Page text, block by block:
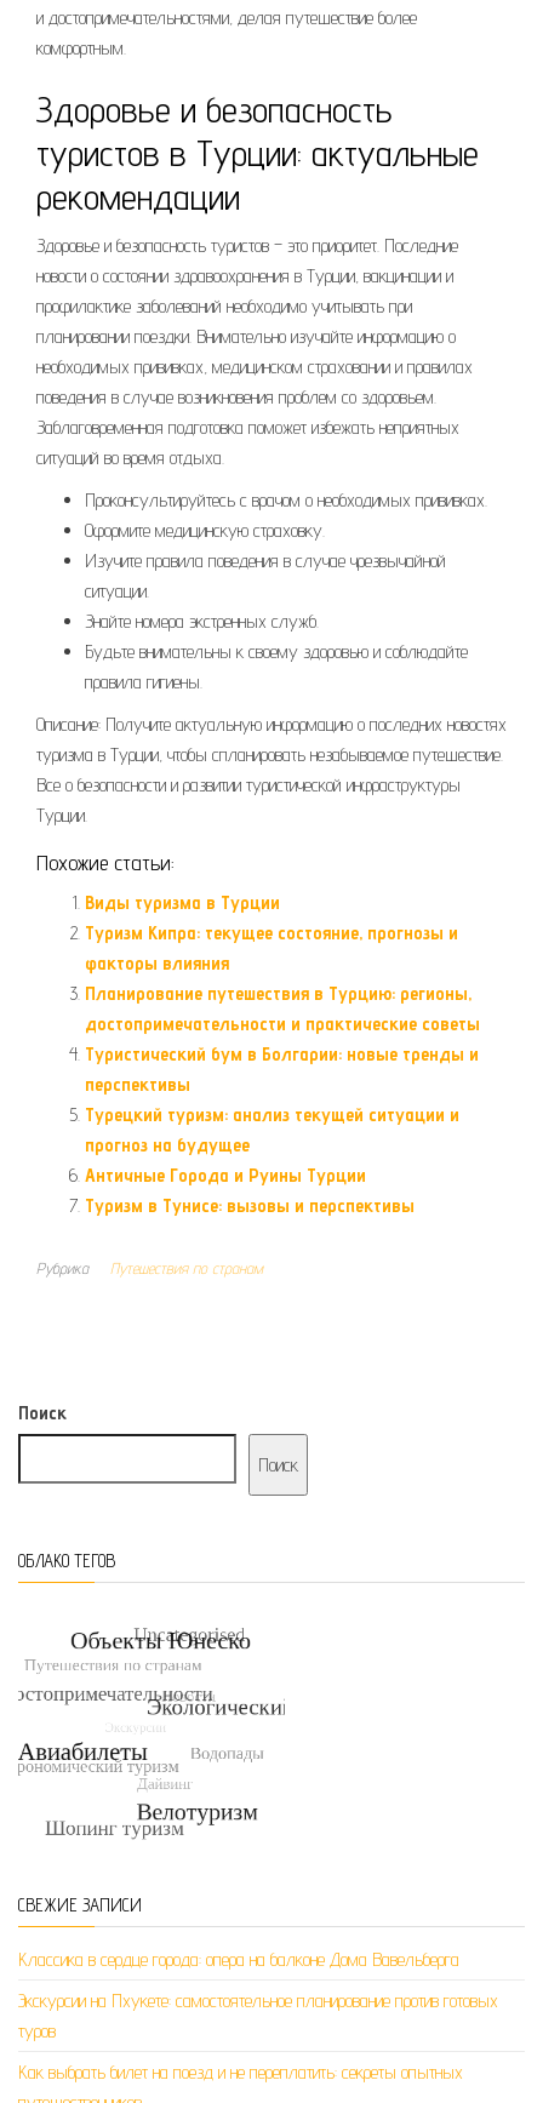
и достопримечательностями, делая путешествие более
комфортным.
Здоровье и безопасность
туристов в Турции: актуальные
рекомендации
Здоровье и безопасность туристов – это приоритет. Последние
новости о состоянии здравоохранения в Турции, вакцинации и
профилактике заболеваний необходимо учитывать при
планировании поездки. Внимательно изучайте информацию о
необходимых прививках, медицинском страховании и правилах
поведения в случае возникновения проблем со здоровьем.
Заблаговременная подготовка поможет избежать неприятных
ситуаций во время отдыха.
Проконсультируйтесь с врачом о необходимых прививках.
Оформите медицинскую страховку.
Изучите правила поведения в случае чрезвычайной
ситуации.
Знайте номера экстренных служб.
Будьте внимательны к своему здоровью и соблюдайте
правила гигиены.
Описание: Получите актуальную информацию о последних новостях
туризма в Турции, чтобы спланировать незабываемое путешествие.
Все о безопасности и развитии туристической инфраструктуры
Турции.
Похожие статьи:
Виды туризма в Турции
Туризм Кипра: текущее состояние, прогнозы и
факторы влияния
Планирование путешествия в Турцию: регионы,
достопримечательности и практические советы
Туристический бум в Болгарии: новые тренды и
перспективы
Турецкий туризм: анализ текущей ситуации и
прогноз на будущее
Античные Города и Руины Турции
Туризм в Тунисе: вызовы и перспективы
Рубрика Путешествия по странам
Поиск
Поиск
ОБЛАКО ТЕГОВ
СВЕЖИЕ ЗАПИСИ
Классика в сердце города: опера на балконе Дома Вавельберга
Экскурсии на Пхукете: самостоятельное планирование против готовых
туров
Как выбрать билет на поезд и не переплатить: секреты опытных